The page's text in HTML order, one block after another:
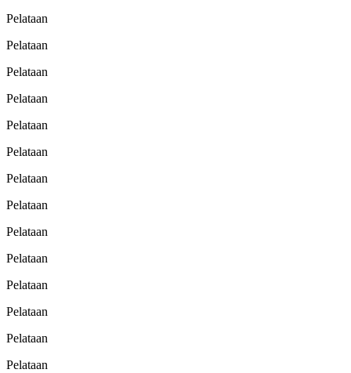
Pelataan
Pelataan
Pelataan
Pelataan
Pelataan
Pelataan
Pelataan
Pelataan
Pelataan
Pelataan
Pelataan
Pelataan
Pelataan
Pelataan